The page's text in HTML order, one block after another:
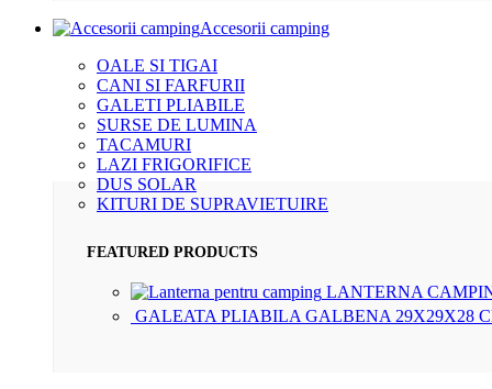
Accesorii camping
OALE SI TIGAI
CANI SI FARFURII
GALETI PLIABILE
SURSE DE LUMINA
TACAMURI
LAZI FRIGORIFICE
DUS SOLAR
KITURI DE SUPRAVIETUIRE
FEATURED PRODUCTS
LANTERNA
GALEATA PLIABILA GALBENA 29X29X28